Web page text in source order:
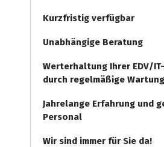
Kurzfristig verfügbar
Unabhängige Beratung
Werterhaltung Ihrer EDV/
durch regelmäßige Wartung
Jahrelange Erfahrung und
Personal
Wir sind immer für Sie da!